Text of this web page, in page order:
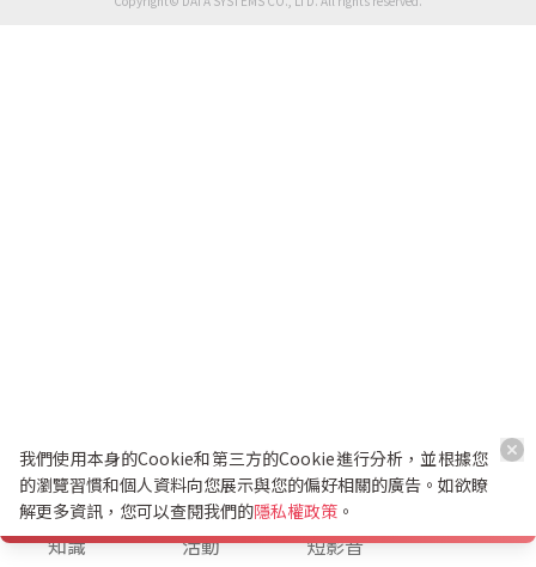
知識 活動 短影音
K幣兌換
我們使用本身的Cookie和第三方的Cookie進行分析，並根據您
的瀏覽習慣和個人資料向您展示與您的偏好相關的廣告。如欲瞭
解更多資訊，您可以查閱我們的隱私權政策 。